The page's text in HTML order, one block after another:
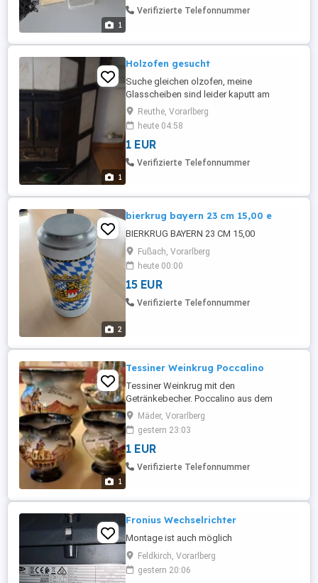
1
Verifizierte Telefonnummer
1
Holzofen gesucht
Suche gleichen olzofen, meine
Glasscheiben sind leider kaputt am
liebsten gratis , brauche nur die t ren
Reuthe, Vorarlberg
heute 04:58
1 EUR
Verifizierte Telefonnummer
2
bierkrug bayern 23 cm 15,00 e
BIERKRUG BAYERN 23 CM 15,00
Fußach, Vorarlberg
heute 00:00
15 EUR
Verifizierte Telefonnummer
1
Tessiner Weinkrug Poccalino
Tessiner Weinkrug mit den
Getränkebecher. Poccalino aus dem
Tessin. Weinkrug mit den dazu gehörigen
Orten und deren örtlichen Motiven.
Angebote bitte senden und abholen in
Mäder.
Mäder, Vorarlberg
gestern 23:03
1 EUR
Verifizierte Telefonnummer
Fronius Wechselrichter
Montage ist auch möglich
Feldkirch, Vorarlberg
gestern 20:06